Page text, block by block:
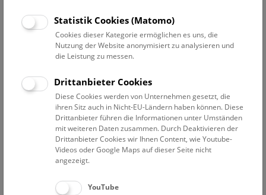
Datum auswählen
Erweiterte Suche
Filter zurücksetzen
23. Mai 2022
Bisher keine Ergebnisse. Dienstags ist das NHM Wien
in der Regel geschlossen. Ausnahmen finden sie
Statistik Cookies (Matomo)
Cookies dieser Kategorie ermöglichen es uns, die
Nutzung der Website anonymisiert zu analysieren und
die Leistung zu messen.
Drittanbieter Cookies
Diese Cookies werden von Unternehmen gesetzt, die
ihren Sitz auch in Nicht-EU-Ländern haben können. Diese
Drittanbieter führen die Informationen unter Umständen
mit weiteren Daten zusammen. Durch Deaktivieren der
Drittanbieter Cookies wir Ihnen Content, wie Youtube-
Videos oder Google Maps auf dieser Seite nicht
angezeigt.
YouTube